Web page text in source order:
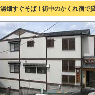
湯畑すぐそば！街中のかくれ宿で